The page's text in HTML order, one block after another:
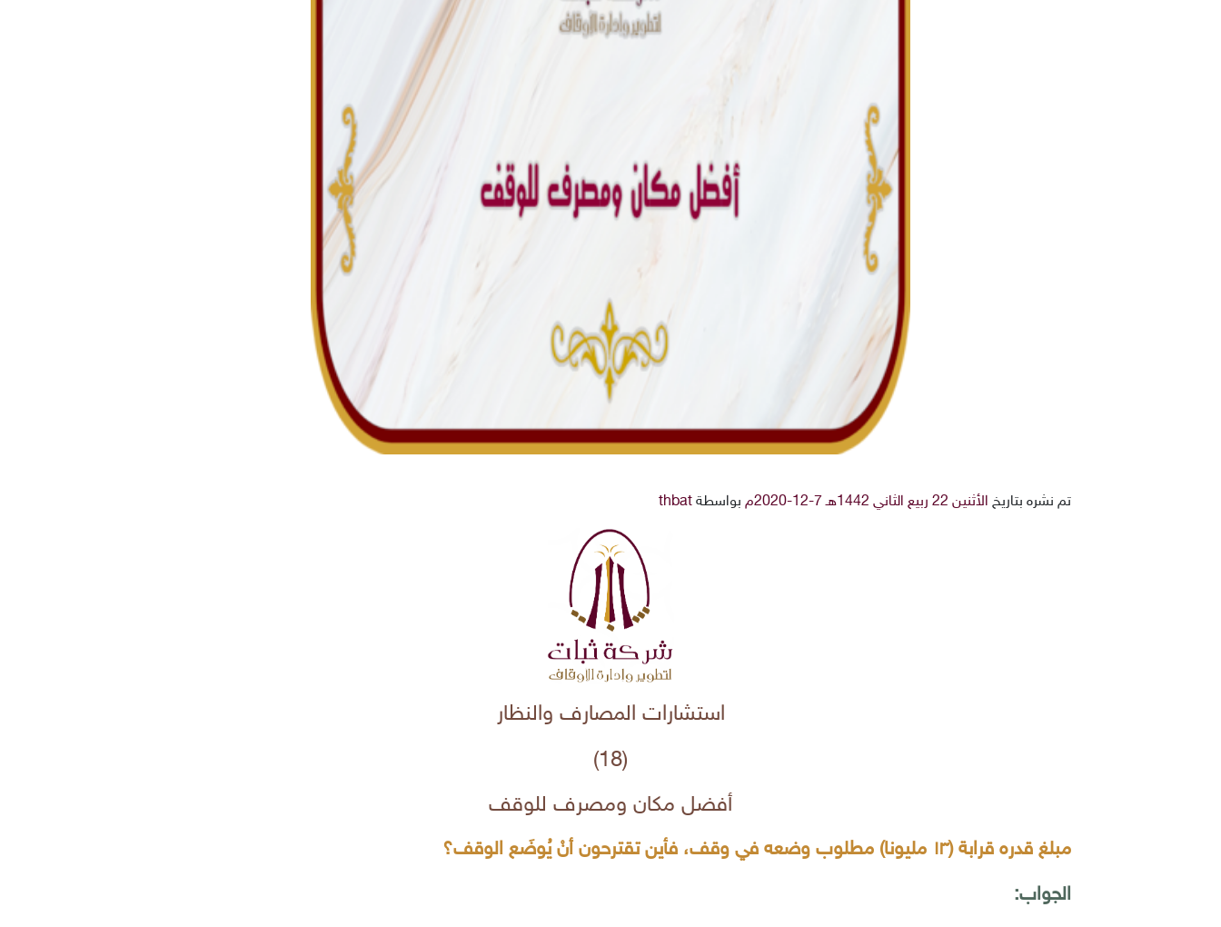
تم نشره بتاريخ الأثنين 22 ربيع الثاني 1442هـ 7-12-2020م بواسطة thbat
استشارات المصارف والنظار
(18)
أفضل مكان ومصرف للوقف
مبلغ قدره قرابة (١٣ مليونا) مطلوب وضعه في وقف، فأين تقترحون أنْ يُوضَع الوقف؟
الجواب: